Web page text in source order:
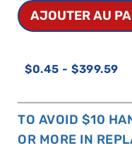
TO AVOID $10
OR MORE IN
AJOUTER AU
$0.45 - $399.59